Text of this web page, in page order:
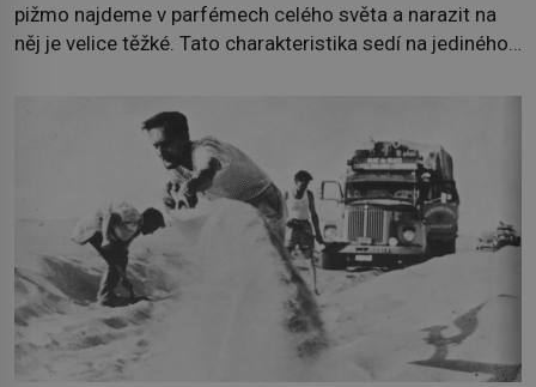
pižmo najdeme v parfémech celého světa a narazit na
něj je velice těžké. Tato charakteristika sedí na jediného
1778), jenže v Asii o něm ví už celá staletí. Zvíře
připomíná jelena, v kohoutku dosahuje […]